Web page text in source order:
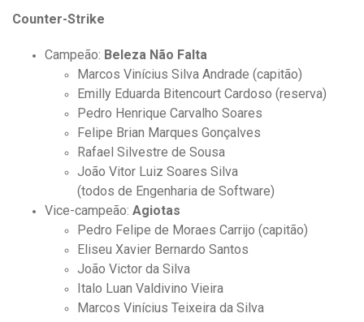
Counter-Strike
Campeão: Beleza Não Falta
Marcos Vinícius Silva Andrade (capitão)
Emilly Eduarda Bitencourt Cardoso (reserva)
Pedro Henrique Carvalho Soares
Felipe Brian Marques Gonçalves
Rafael Silvestre de Sousa
João Vitor Luiz Soares Silva
(todos de Engenharia de Software)
Vice-campeão: Agiotas
Pedro Felipe de Moraes Carrijo (capitão)
Eliseu Xavier Bernardo Santos
João Victor da Silva
Italo Luan Valdivino Vieira
Marcos Vinícius Teixeira da Silva